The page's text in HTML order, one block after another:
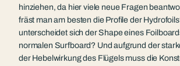
hinziehen, da hier viele neue Fragen
fräst man am besten die Profile der
unterscheidet sich der Shape eines
normalen Surfboard? Und aufgrund der
der Hebelwirkung des Flügels muss die